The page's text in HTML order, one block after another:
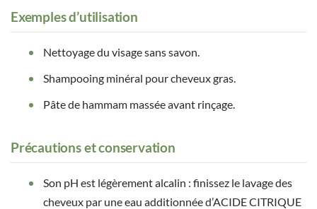
Exemples d’utilisation
Nettoyage du visage sans savon.
Shampooing minéral pour cheveux gras.
Pâte de hammam massée avant rinçage.
Précautions et conservation
Son pH est légèrement alcalin : finissez le lavage des
cheveux par une eau additionnée d’ACIDE CITRIQUE